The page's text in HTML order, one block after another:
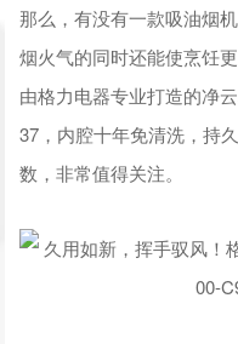
那么，有没有一款吸油烟
烟火气的同时还能使烹饪
由格力电器专业打造的净
37，内腔十年免清洗，持
数，非常值得关注。